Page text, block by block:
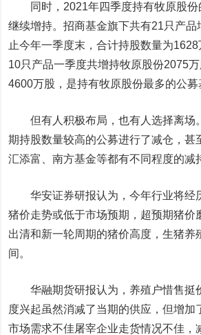
同时，2021年四季度持有牧原股份
继续增持。招商基金旗下共有21只产
止今年一季度末，合计持股数量为
10只产品一季度共增持牧原股份2075
4600万股，是持有牧原股份最多的公募
但有人积极布局，也有人选择离场
期持股数量较高的公募进行了减仓，甚
汇添富、南方基金等都有不同程度的减
华安证券研报认为，今年行业将经
猪价走势或低于市场预期，超预期猪价
出清和新一轮周期的猪价高度，生猪养
间。
华融期货研报认为，养殖户惜售挺
度兴起虽然消减了当期的供应，但增加
市场需求不佳屠宰企业走货情况不佳，